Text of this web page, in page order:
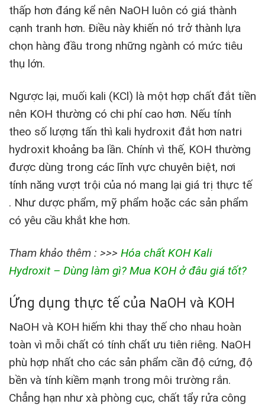
thấp hơn đáng kể nên NaOH luôn có giá thành
cạnh tranh hơn. Điều này khiến nó trở thành lựa
chọn hàng đầu trong những ngành có mức tiêu
thụ lớn.
Ngược lại, muối kali (KCl) là một hợp chất đắt tiền
nên KOH thường có chi phí cao hơn. Nếu tính
theo số lượng tấn thì kali hydroxit đắt hơn natri
hydroxit khoảng ba lần. Chính vì thế, KOH thường
được dùng trong các lĩnh vực chuyên biệt, nơi
tính năng vượt trội của nó mang lại giá trị thực tế
. Như dược phẩm, mỹ phẩm hoặc các sản phẩm
có yêu cầu khắt khe hơn.
Tham khảo thêm : >>> Hóa chất KOH Kali
Hydroxit – Dùng làm gì? Mua KOH ở đâu giá tốt?
Ứng dụng thực tế của NaOH và KOH
NaOH và KOH hiếm khi thay thế cho nhau hoàn
toàn vì mỗi chất có tính chất ưu tiên riêng. NaOH
phù hợp nhất cho các sản phẩm cần độ cứng, độ
bền và tính kiềm mạnh trong môi trường rắn.
Chẳng hạn như xà phòng cục, chất tẩy rửa công